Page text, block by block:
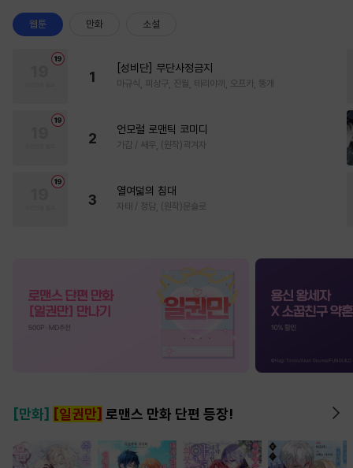
웹툰 만화 소설
1
[성비단] 무단사정금지
마규식, 피상구, 진월, 테리야끼, 오프카, 뚱개
2
언모럴 로맨틱 코미디
가감 / 쌔우, (원작)곽겨자
3
열여덟의 침대
자태 / 청담, (원작)문슬로
[만화] [일권만] 로맨스 만화 단편 등장!